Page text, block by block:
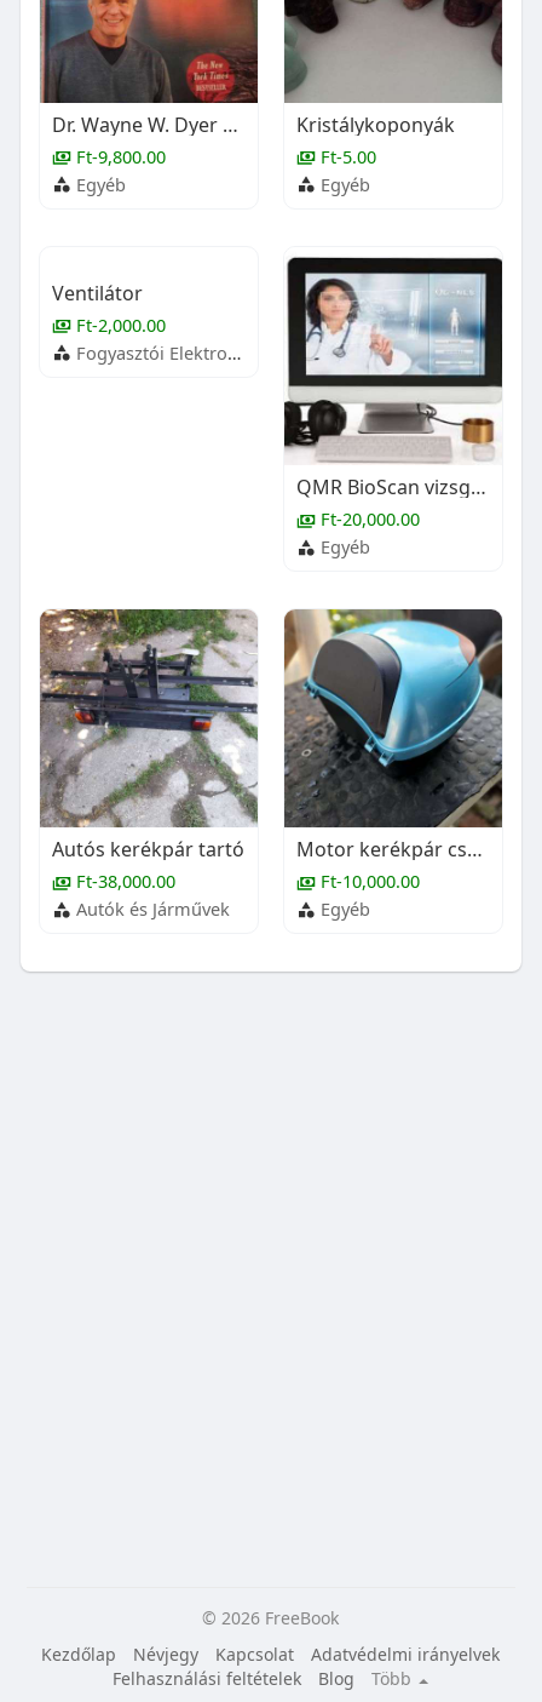
Dr. Wayne W. Dyer Spirituális megoldás minden problémára ÚJ
Ft-9,800.00
Egyéb
Kristálykoponyák
Ft-5.00
Egyéb
Ventilátor
Ft-2,000.00
Fogyasztói Elektronika
QMR BioScan vizsgálat
Ft-20,000.00
Egyéb
Autós kerékpár tartó
Ft-38,000.00
Autók és Járművek
Motor kerékpár csomag tartó
Ft-10,000.00
Egyéb
© 2026 FreeBook
Kezdőlap
Névjegy Kapcsolat
Adatvédelmi irányelvek
Felhasználási feltételek
Blog
Több